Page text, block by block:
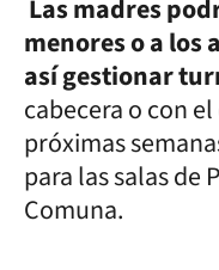
Las madres
menores o a los
así gestionar
cabecera o con
próximas
para las salas de
Comuna.